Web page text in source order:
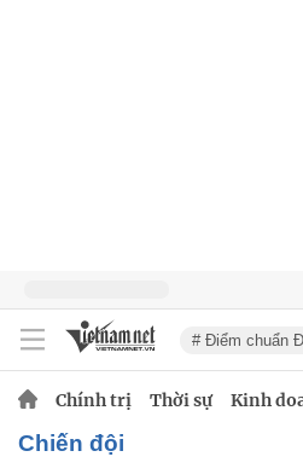
# Điểm chuẩn
Chính trị Thời sự Kinh
chiến đội